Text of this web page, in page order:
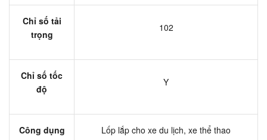
Chỉ số tải
trọng
102
Chỉ số tốc
độ
Y
Công dụng Lốp lắp cho xe du lịch, xe thể thao